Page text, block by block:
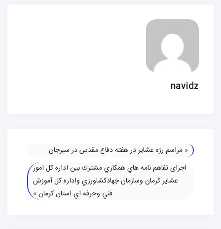
navidz
« مراسم رژه عشایر در هفته دفاع مقدس در سیرجان
اجرای تفاهم نامه هاي همكاري مشترك بين اداره كل امور
عشایر كرمان وسازمان جهادكشاورزي واداره كل آموزش
فني وحرفه اي استان کرمان»